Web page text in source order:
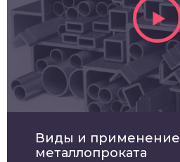
Виды и применение
металлопроката